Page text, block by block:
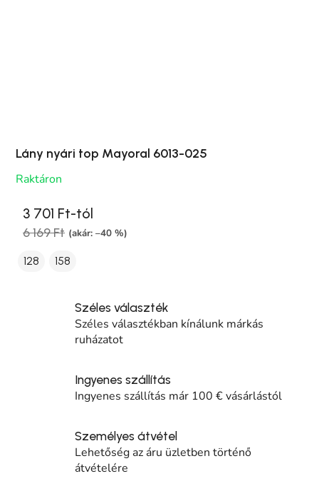
Lány nyári top Mayoral 6013-025
Raktáron
3 701 Ft-tól
6 169 Ft (akár: –40 %)
128 158
Széles választék
Széles választékban kínálunk márkás
ruházatot
Ingyenes szállítás
Ingyenes szállítás már 100 € vásárlástól
Személyes átvétel
Lehetőség az áru üzletben történő
átvételére